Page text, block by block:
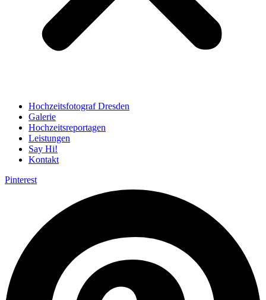
Hochzeitsfotograf Dresden
Galerie
Hochzeitsreportagen
Leistungen
Say Hi!
Kontakt
Pinterest